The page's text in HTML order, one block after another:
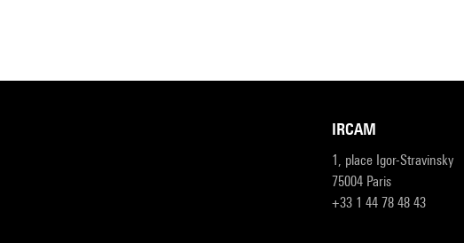
IRCAM
1, place Igor-Stravinsky
75004 Paris
+33 1 44 78 48 43